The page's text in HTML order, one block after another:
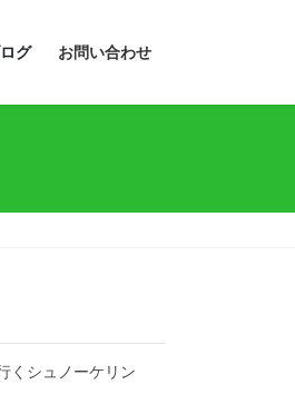
グ お問い合わせ
くシュノーケリン